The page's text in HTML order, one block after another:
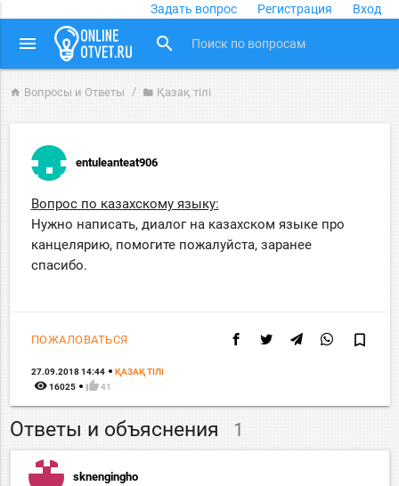
Задать вопрос Регистрация Вход
menu search
home Вопросы и Ответы folder Қазақ тiлi
entuleanteat906
Вопрос по казахскому языку:
Нужно написать, диалог на казахском языке про
канцелярию, помогите пожалуйста, заранее
спасибо.
ПОЖАЛОВАТЬСЯ bookmark_border
27.09.2018 14:44 ҚАЗАҚ ТIЛI
remove_red_eye 16025 thumb_up 41
Ответы и объяснения 1
sknengingho